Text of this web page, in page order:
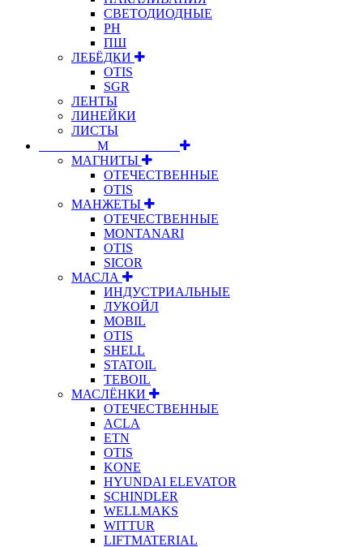
СВЕТОДИОДНЫЕ
РН
ПШ
ЛЕБЁДКИ
OTIS
SGR
ЛЕНТЫ
ЛИНЕЙКИ
ЛИСТЫ
⠀⠀⠀⠀⠀⠀М⠀⠀⠀⠀⠀⠀⠀
МАГНИТЫ
ОТЕЧЕСТВЕННЫЕ
OTIS
МАНЖЕТЫ
ОТЕЧЕСТВЕННЫЕ
MONTANARI
OTIS
SICOR
МАСЛА
ИНДУСТРИАЛЬНЫЕ
ЛУКОЙЛ
MOBIL
OTIS
SHELL
STATOIL
TEBOIL
МАСЛЁНКИ
ОТЕЧЕСТВЕННЫЕ
ACLA
ETN
OTIS
KONE
HYUNDAI ELEVATOR
SCHINDLER
WELLMAKS
WITTUR
LIFTMATERIAL